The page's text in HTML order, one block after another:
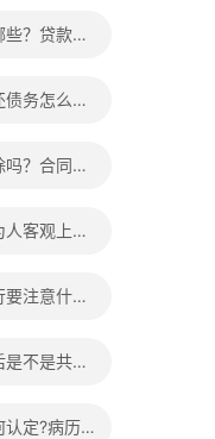
？贷款不
务怎么
？合同无
客观上实
注意什么
不是共同
认定?病历